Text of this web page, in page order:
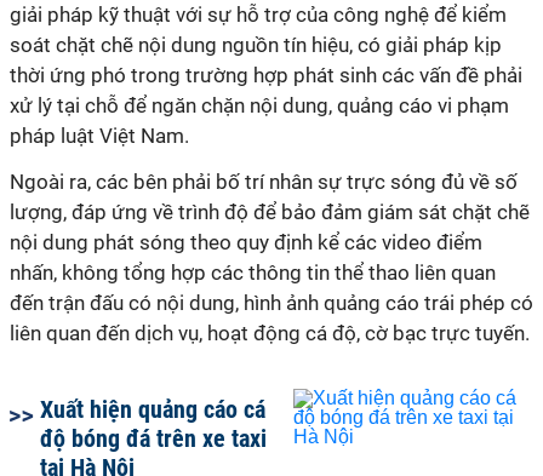
giải pháp kỹ thuật với sự hỗ trợ của công nghệ để kiểm
soát chặt chẽ nội dung nguồn tín hiệu, có giải pháp kịp
thời ứng phó trong trường hợp phát sinh các vấn đề phải
xử lý tại chỗ để ngăn chặn nội dung, quảng cáo vi phạm
pháp luật Việt Nam.
Ngoài ra, các bên phải bố trí nhân sự trực sóng đủ về số
lượng, đáp ứng về trình độ để bảo đảm giám sát chặt chẽ
nội dung phát sóng theo quy định kể các video điểm
nhấn, không tổng hợp các thông tin thể thao liên quan
đến trận đấu có nội dung, hình ảnh quảng cáo trái phép có
liên quan đến dịch vụ, hoạt động cá độ, cờ bạc trực tuyến.
Xuất hiện quảng cáo cá
độ bóng đá trên xe taxi
tại Hà Nội